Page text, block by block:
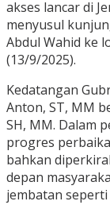
akses lancar di
menyusul
Abdul Wahid ke
(13/9/2025).
Kedatangan
Anton, ST, MM
SH, MM. Dalam
progres
bahkan
depan
jembatan seperti